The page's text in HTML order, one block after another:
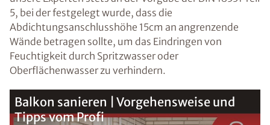
5, bei der festgelegt wurde, dass die
Abdichtungsanschlusshöhe 15cm an angrenzende
Wände betragen sollte, um das Eindringen von
Feuchtigkeit durch Spritzwasser oder
Oberflächenwasser zu verhindern.
Balkon sanieren | Vorgehensweise und
Tipps vom Profi